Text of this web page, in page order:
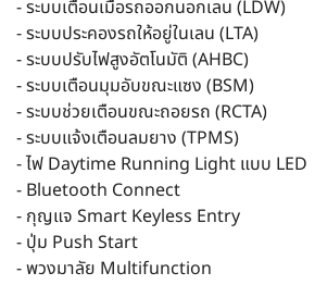
- ระบบเตือนเมื่อรถออกนอกเลน (LDW)
- ระบบประคองรถให้อยู่ในเลน (LTA)
- ระบบปรับไฟสูงอัตโนมัติ (AHBC)
- ระบบเตือนมุมอับขณะแซง (BSM)
- ระบบช่วยเตือนขณะถอยรถ (RCTA)
- ระบบแจ้งเตือนลมยาง (TPMS)
- ไฟ Daytime Running Light แบบ LED
- Bluetooth Connect
- กุญแจ Smart Keyless Entry
- ปุ่ม Push Start
- พวงมาลัย Multifunction